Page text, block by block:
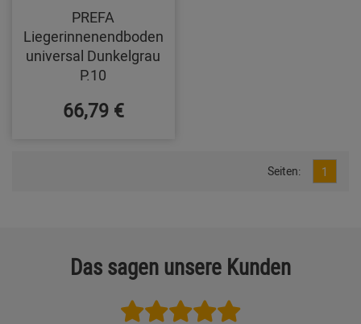
PREFA
Liegerinnenendboden
universal Dunkelgrau
P.10
66,79 €
Seiten: 1
Das sagen unsere Kunden